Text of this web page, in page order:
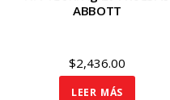
ABBOTT
$2,436.00
LEER MÁS